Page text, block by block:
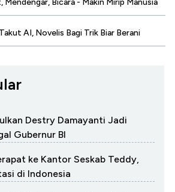
Bicara - Makin Mirip Manusia
AI, Novelis Bagi Trik Biar Berani
Destry Damayanti Jadi
Gubernur BI
ke Kantor Seskab Teddy,
di Indonesia